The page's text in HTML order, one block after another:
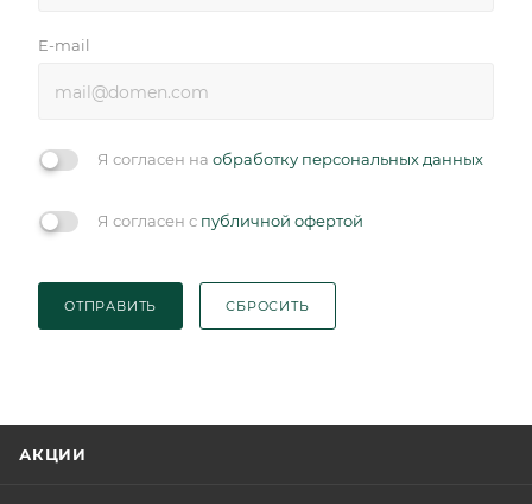
E-mail
Я согласен на обработку персональных данных
Я согласен с публичной офертой
ОТПРАВИТЬ СБРОСИТЬ
АКЦИИ